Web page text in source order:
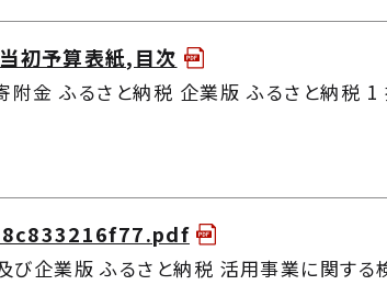
予算表紙,目次
金 ふるさと納税 企業版 ふるさと納税
企業版 ふるさと納税 活用事業に関す